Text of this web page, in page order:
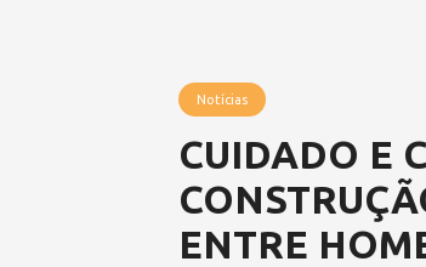
Notícias
CUIDADO E
ENTRE